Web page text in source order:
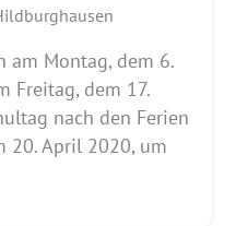
am Montag, dem 6.
Freitag, dem 17.
nach den Ferien
20. April 2020, um